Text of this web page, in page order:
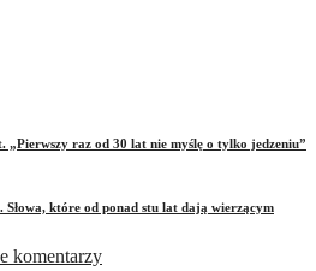
Słowa, które od ponad stu lat dają wierzącym
„Pierwszy raz od 30 lat nie myślę o tylko jedzeniu”
komentarzy